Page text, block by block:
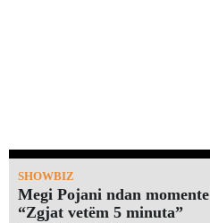
SHOWBIZ
Megi Pojani ndan
“Zgjat vetëm 5 minuta”￼